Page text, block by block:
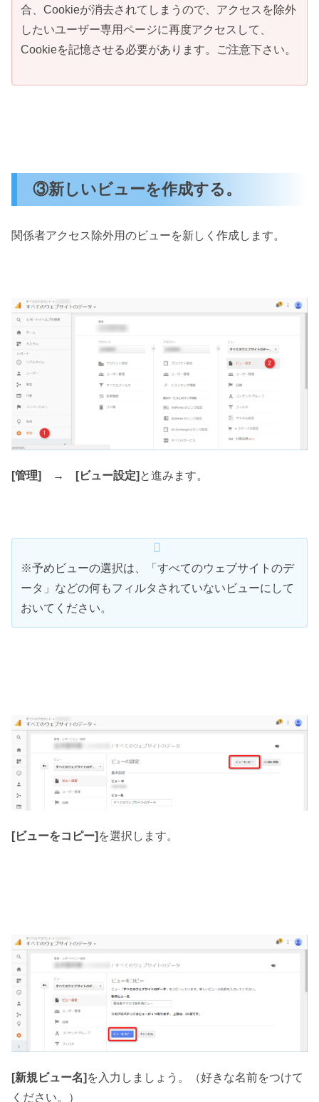
合、Cookieが消去されてしまうので、アクセスを除外
したいユーザー専用ページに再度アクセスして、
Cookieを記憶させる必要があります。ご注意下さい。
③新しいビューを作成する。
関係者アクセス除外用のビューを新しく作成します。
[管理] → [ビュー設定] と進みます。
※予めビューの選択は、「すべてのウェブサイトのデ
ータ」などの何もフィルタされていないビューにして
おいてください。
[ビューをコピー] を選択します。
[新規ビュー名] を入力しましょう。（好きな名前をつけて
ください。）